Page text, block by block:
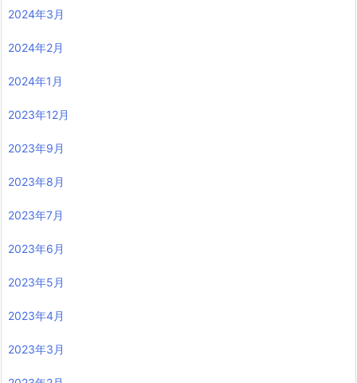
2024年3月
2024年2月
2024年1月
2023年12月
2023年9月
2023年8月
2023年7月
2023年6月
2023年5月
2023年4月
2023年3月